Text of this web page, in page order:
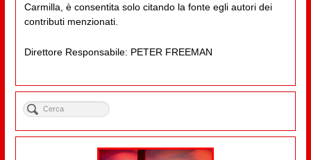
Carmilla, è consentita solo citando la fonte egli autori dei
contributi menzionati.
Direttore Responsabile: PETER FREEMAN